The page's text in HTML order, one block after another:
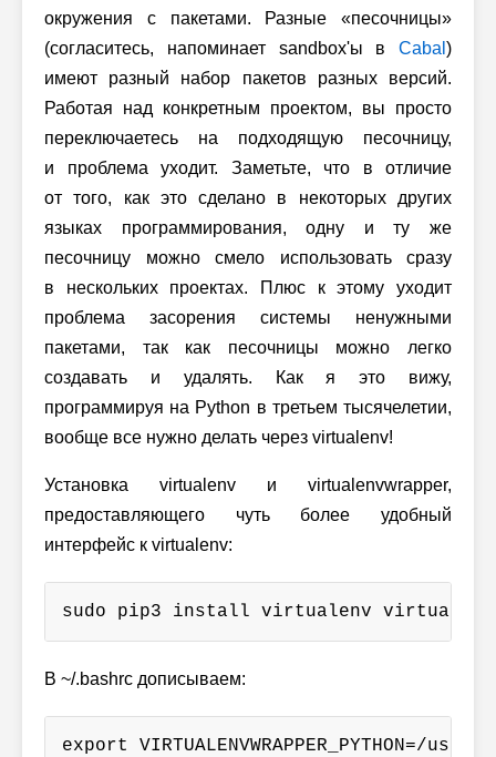
окружения с пакетами. Разные «песочницы»
(согласитесь, напоминает sandbox'ы в Cabal )
имеют разный набор пакетов разных версий.
Работая над конкретным проектом, вы просто
переключаетесь на подходящую песочницу,
и проблема уходит. Заметьте, что в отличие
от того, как это сделано в некоторых других
языках программирования, одну и ту же
песочницу можно смело использовать сразу
в нескольких проектах. Плюс к этому уходит
проблема засорения системы ненужными
пакетами, так как песочницы можно легко
создавать и удалять. Как я это вижу,
программируя на Python в третьем тысячелетии,
вообще все нужно делать через virtualenv!
Установка virtualenv и virtualenvwrapper,
предоставляющего чуть более удобный
интерфейс к virtualenv:
sudo pip3 install virtualenv
В ~/.bashrc дописываем:
export VIRTUALENVWRAPPER_PYTHON=/